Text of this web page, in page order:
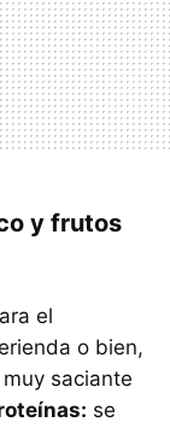
y frutos
el
o bien,
saciante
se